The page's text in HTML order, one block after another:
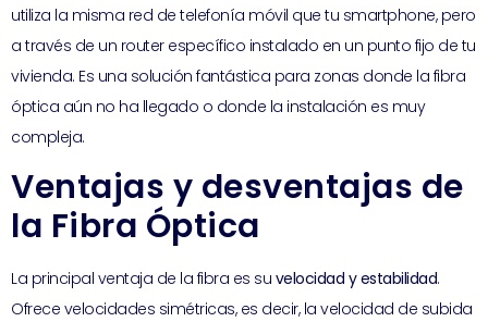
utiliza la misma red de telefonía móvil que tu smartphone, pero
a través de un router específico instalado en un punto fijo de tu
vivienda. Es una solución fantástica para zonas donde la fibra
óptica aún no ha llegado o donde la instalación es muy
compleja.
Ventajas y desventajas de
la Fibra Óptica
La principal ventaja de la fibra es su velocidad y estabilidad.
Ofrece velocidades simétricas, es decir, la velocidad de subida